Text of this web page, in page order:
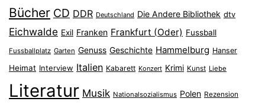
Bücher CD DDR Deutschland Die Andere Bibliothek dtv
Eichwalde Exil Franken Frankfurt (Oder) Fussball
Fussballplatz Garten Genuss Geschichte Hammelburg Hanser
Heimat Interview Italien Kabarett Konzert Krimi Kunst Liebe
Literatur Musik Nationalsozialismus Polen Rezension